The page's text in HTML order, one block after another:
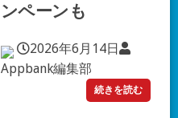
ンペーンも
2026年6月14日
Appbank編集部
続きを読む